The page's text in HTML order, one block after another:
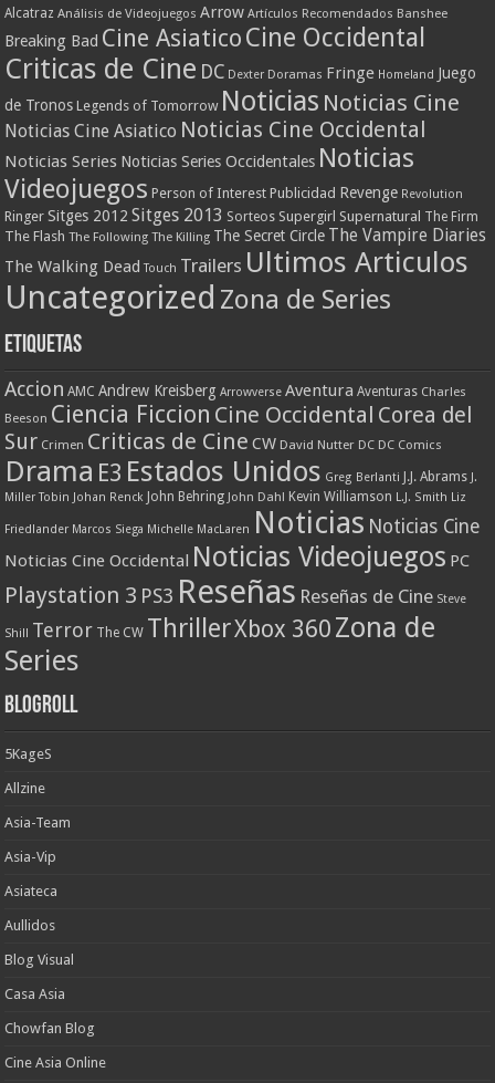
Alcatraz Análisis de Videojuegos Arrow Artículos Recomendados Banshee
Breaking Bad Cine AsiaticoCine Occidental
Criticas de Cine DC Dexter Doramas Fringe Homeland Juego
de Tronos Legends of Tomorrow Noticias Noticias Cine
Noticias Cine Asiatico Noticias Cine Occidental
Noticias Series Noticias Series Occidentales Noticias
Videojuegos Person of Interest Publicidad Revenge Revolution
Ringer Sitges 2012 Sitges 2013 Sorteos Supergirl Supernatural The Firm
The Flash The Following The Killing The Secret Circle The Vampire Diaries
The Walking Dead Touch Trailers Ultimos Articulos
Uncategorized Zona de Series
Etiquetas
Accion AMC Andrew Kreisberg Arrowverse Aventura Aventuras Charles
Beeson Ciencia Ficcion Cine Occidental Corea del
Sur Crimen Criticas de Cine CW David Nutter DC DC Comics
Drama E3 Estados Unidos Greg Berlanti J.J. Abrams J.
Miller Tobin Johan Renck John Behring John Dahl Kevin Williamson L.J. Smith Liz
Friedlander Marcos Siega Michelle MacLaren Noticias Noticias Cine
Noticias Cine Occidental Noticias Videojuegos PC
Playstation 3 PS3 Reseñas Reseñas de Cine Steve
Shill Terror The CW ThrillerXbox 360 Zona de
Series
Blogroll
5KageS
Allzine
Asia-Team
Asia-Vip
Asiateca
Aullidos
Blog Visual
Casa Asia
Chowfan Blog
Cine Asia Online